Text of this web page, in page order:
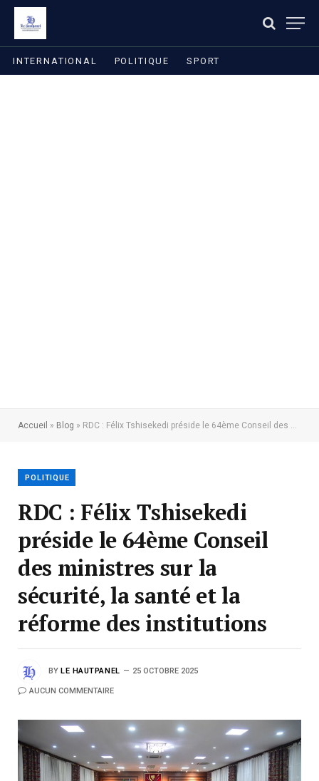
INTERNATIONAL POLITIQUE SPORT
Accueil » Blog » RDC : Félix Tshisekedi préside le 64ème Conseil des ministres sur la sécurité, la santé et la réforme des institutions
POLITIQUE
RDC : Félix Tshisekedi
préside le 64ème Conseil
des ministres sur la
sécurité, la santé et la
réforme des institutions
BY LE HAUTPANEL 25 OCTOBRE 2025
AUCUN COMMENTAIRE